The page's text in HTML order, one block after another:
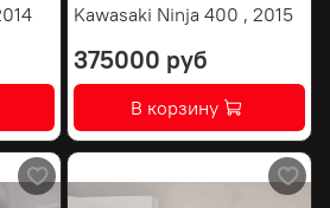
Kawasaki Ninja 400 , 2015
375000 руб
В корзину